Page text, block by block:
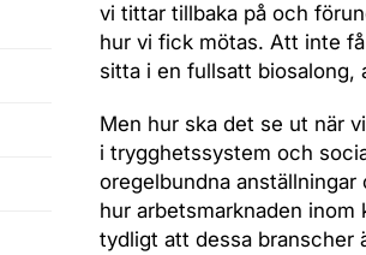
vi tittar tillbaka på och
hur vi fick mötas. Att inte
sitta i en fullsatt biosalong,
Men hur ska det se ut när
i trygghetssystem och
oregelbundna
hur arbetsmarknaden
tydligt att dessa branscher